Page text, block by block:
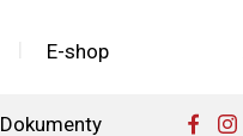
E-shop
Dokumenty